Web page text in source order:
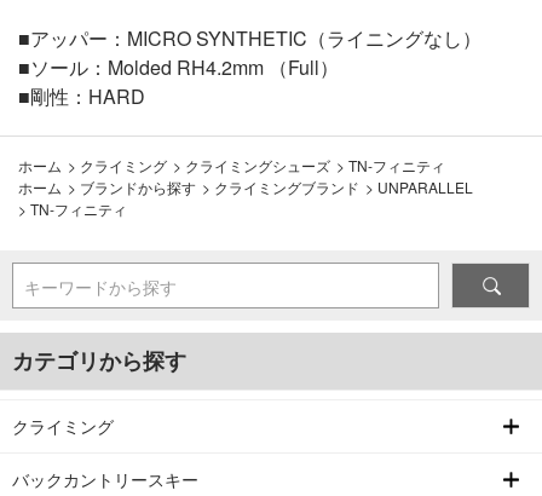
■アッパー：MICRO SYNTHETIC（ライニングなし）
■ソール：Molded RH4.2mm （Full）
■剛性：HARD
ホーム > クライミング > クライミングシューズ > TN-フィニティ
ホーム > ブランドから探す > クライミングブランド > UNPARALLEL
> TN-フィニティ
キーワードから探す
カテゴリから探す
クライミング
バックカントリースキー